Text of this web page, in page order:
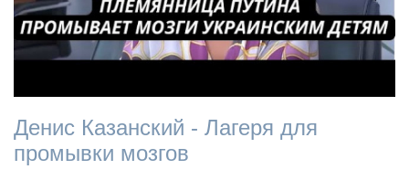
Денис Казанский - Лагеря для
промывки мозгов